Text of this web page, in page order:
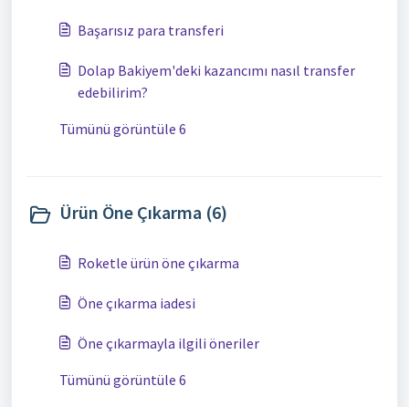
Başarısız para transferi
Dolap Bakiyem'deki kazancımı nasıl transfer
edebilirim?
Tümünü görüntüle 6
Ürün Öne Çıkarma (6)
Roketle ürün öne çıkarma
Öne çıkarma iadesi
Öne çıkarmayla ilgili öneriler
Tümünü görüntüle 6